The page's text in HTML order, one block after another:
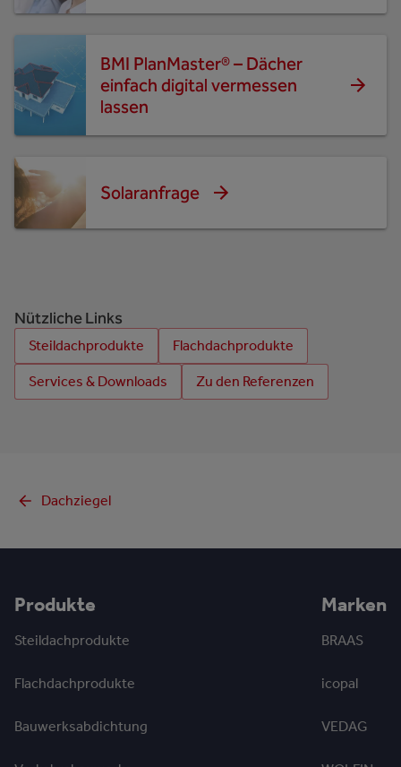
BMI PlanMaster® – Dächer
einfach digital vermessen
lassen
Solaranfrage
Nützliche Links
Steildachprodukte Flachdachprodukte
Services & Downloads Zu den Referenzen
Dachziegel
Produkte
Steildachprodukte
Flachdachprodukte
Bauwerksabdichtung
Marken
BRAAS
icopal
VEDAG